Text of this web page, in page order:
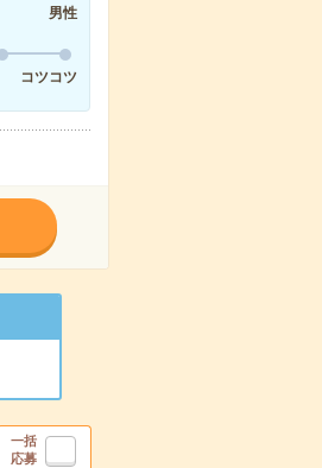
男性
コツコツ
一括
応募